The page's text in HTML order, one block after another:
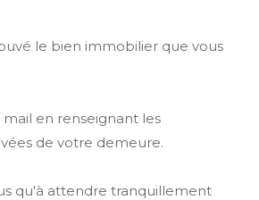
le bien immobilier que vous
en renseignant les
de votre demeure.
qu'à attendre tranquillement